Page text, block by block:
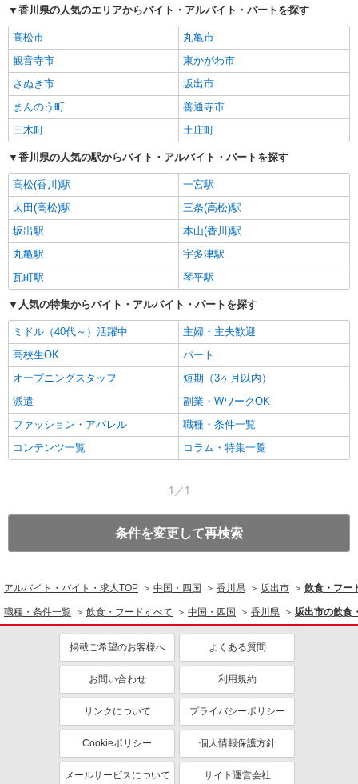
香川県の人気のエリアからバイト・アルバイト・パートを探す
高松市
丸亀市
観音寺市
東かがわ市
さぬき市
坂出市
まんのう町
善通寺市
三木町
土庄町
香川県の人気の駅からバイト・アルバイト・パートを探す
高松(香川)駅
一宮駅
太田(高松)駅
三条(高松)駅
坂出駅
本山(香川)駅
丸亀駅
宇多津駅
瓦町駅
琴平駅
人気の特集からバイト・アルバイト・パートを探す
ミドル（40代～）活躍中
主婦・主夫歓迎
高校生OK
パート
オープニングスタッフ
短期（3ヶ月以内）
派遣
副業・WワークOK
ファッション・アパレル
職種・条件一覧
コンテンツ一覧
コラム・特集一覧
1／1
条件を変更して再検索
アルバイト・バイト・求人TOP 中国・四国 香川県 坂出市 飲食・フー
職種・条件一覧 飲食・フードすべて 中国・四国 香川県 坂出市の飲食
掲載ご希望のお客様へ よくある質問
お問い合わせ 利用規約
リンクについて プライバシーポリシー
Cookieポリシー 個人情報保護方針
メールサービスについて サイト運営会社